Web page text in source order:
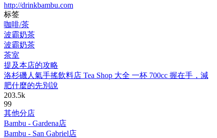
http://drinkbambu.com
标签
咖啡/茶
波霸奶茶
波霸奶茶
茶室
提及本店的攻略
洛杉磯人氣手搖飲料店 Tea Shop 大全 一杯 700cc 握在手，減
肥什麼的先別說
203.5k
99
其他分店
Bambu - Gardena店
Bambu - San Gabriel店